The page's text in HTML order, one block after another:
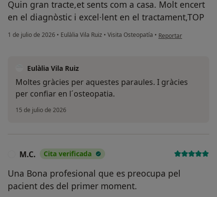
Quin gran tracte,et sents com a casa. Molt encert
en el diagnòstic i excel·lent en el tractament,TOP
1 de julio de 2026 • Eulàlia Vila Ruiz • Visita Osteopatía • en opinión del
Reportar
Eulàlia Vila Ruiz
Moltes gràcies per aquestes paraules. I gràcies
per confiar en l´osteopatia.
15 de julio de 2026
M.C. Cita verificada
Una Bona profesional que es preocupa pel
pacient des del primer moment.